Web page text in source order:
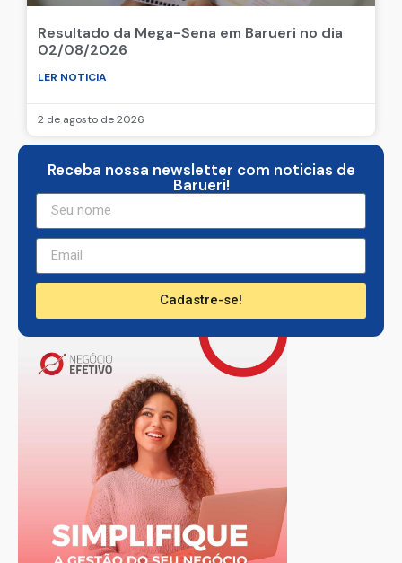
Resultado da Mega-Sena em Barueri no dia
02/08/2026
LER NOTICIA
2 de agosto de 2026
Receba nossa newsletter com noticias de
Barueri!
Cadastre-se!